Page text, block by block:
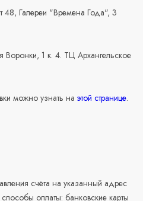
48, Галереи "Времена Года", 3
Воронки, 1 к. 4. ТЦ Архангельское
можно узнать на этой странице.
счёта на указанный адрес
оплаты: банковские карты